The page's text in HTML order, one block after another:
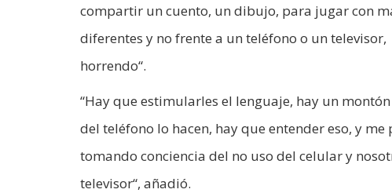
compartir un cuento, un dibujo, para jugar con
diferentes y no frente a un teléfono o un
horrendo“.
“Hay que estimularles el lenguaje, hay un
del teléfono lo hacen, hay que entender eso, y
tomando conciencia del no uso del celular y
televisor“, añadió.